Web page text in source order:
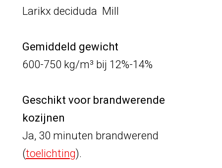
Larikx deciduda Mill
Gemiddeld gewicht
600-750 kg/m³ bij 12%-14%
Geschikt voor brandwerende
kozijnen
Ja, 30 minuten brandwerend
(toelichting).